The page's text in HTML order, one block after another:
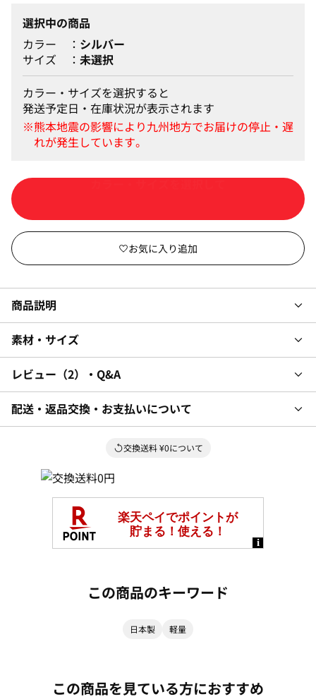
選択中の商品
カラー
シルバー
サイズ
未選択
カラー・サイズを選択すると
発送予定日・在庫状況が表示されます
商品説明
素材・サイズ
レビュー 2 ・Q&A
配送・返品交換・お支払いについて
交換送料 ¥0について
この商品のキーワード
日本製 軽量
この商品を見ている方におすすめ